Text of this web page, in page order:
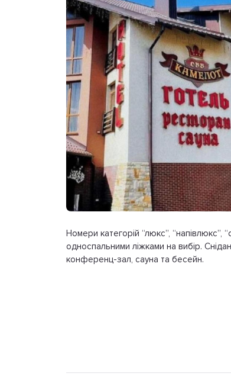
Номери категорій “люкс”, “напівлюкс”,
односпальними ліжками на вибір.
конференц-зал, сауна та бесейн.